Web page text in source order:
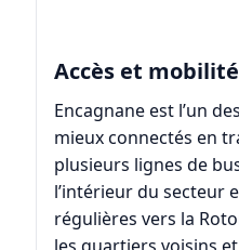
Accès et
Encagnane est l’un
mieux connectés en
plusieurs lignes de
l’intérieur du secteur
régulières vers la